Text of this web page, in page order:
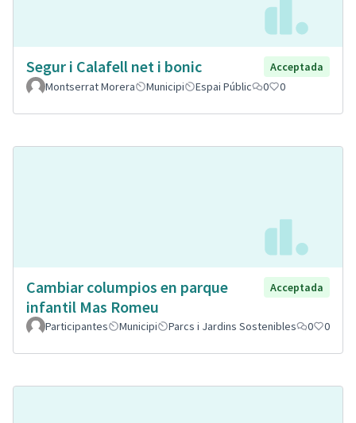
Segur i Calafell net i bonic
Acceptada
Montserrat Morera
Municipi Espai Públic 0 0
Cambiar columpios en parque
infantil Mas Romeu
Acceptada
Participantes Municipi Parcs i Jardins Sostenibles 0 0